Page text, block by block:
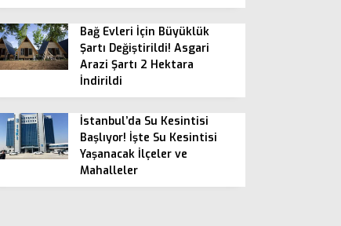
Bağ Evleri İçin Büyüklük
Şartı Değiştirildi! Asgari
Arazi Şartı 2 Hektara
İndirildi
İstanbul’da Su Kesintisi
Başlıyor! İşte Su Kesintisi
Yaşanacak İlçeler ve
Mahalleler